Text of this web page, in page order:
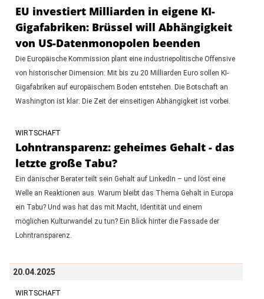
EU investiert Milliarden in eigene KI-
Gigafabriken: Brüssel will Abhängigkeit
von US-Datenmonopolen beenden
Die Europäische Kommission plant eine industriepolitische Offensive
von historischer Dimension: Mit bis zu 20 Milliarden Euro sollen KI-
Gigafabriken auf europäischem Boden entstehen. Die Botschaft an
Washington ist klar: Die Zeit der einseitigen Abhängigkeit ist vorbei.
WIRTSCHAFT
Lohntransparenz: geheimes Gehalt - das
letzte große Tabu?
Ein dänischer Berater teilt sein Gehalt auf LinkedIn – und löst eine
Welle an Reaktionen aus. Warum bleibt das Thema Gehalt in Europa
ein Tabu? Und was hat das mit Macht, Identität und einem
möglichen Kulturwandel zu tun? Ein Blick hinter die Fassade der
Lohntransparenz.
20.04.2025
WIRTSCHAFT